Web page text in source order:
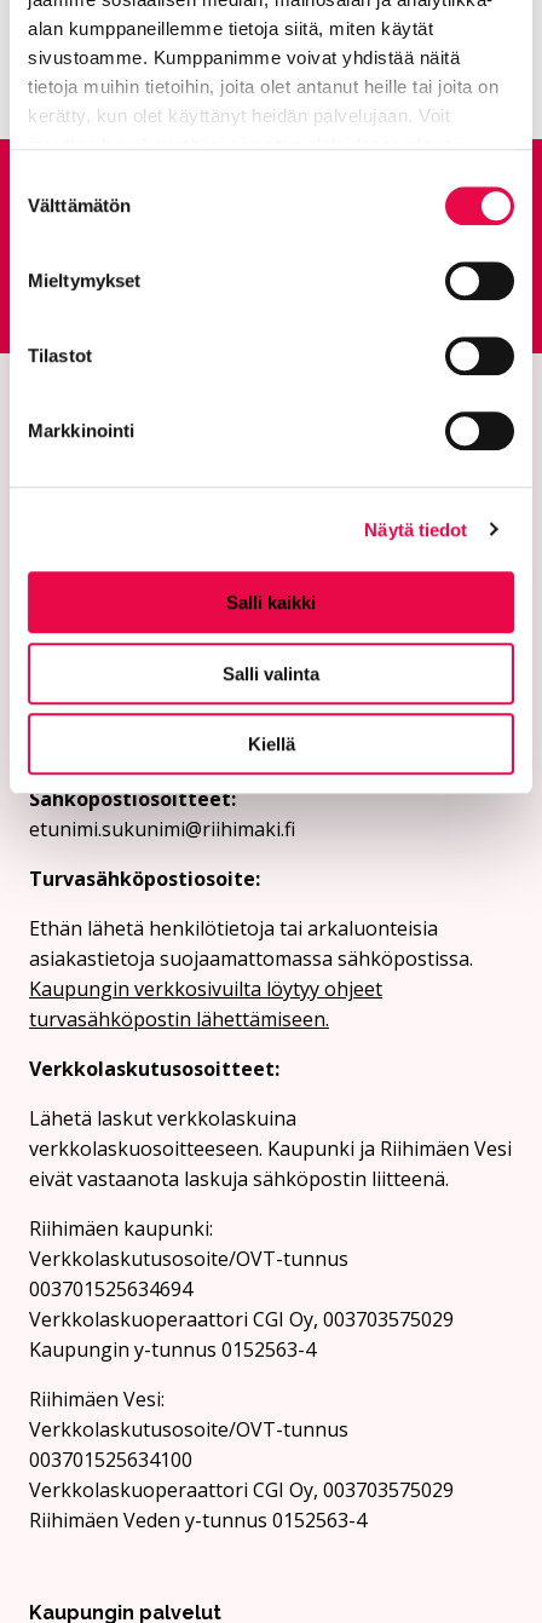
alan kumppaneillemme tietoja siitä, miten käytät
sivustoamme. Kumppanimme voivat yhdistää näitä
tietoja muihin tietoihin, joita olet antanut heille tai joita on
kerätty, kun olet käyttänyt heidän palvelujaan. Voit
valinta
Välttämätön
Mieltymykset
Tilastot
Markkinointi
Näytä tiedot
Salli kaikki
Salli valinta
Kiellä
Kaikki artikkelit: Ajankohtaista
Anna palautetta
Siirtyy ulkoiselle
PL 125 (Eteläinen Asemakatu 2)
11101 Riihimäki
Sähköpostiosoitteet:
etunimi.sukunimi@riihimaki.fi
Turvasähköpostiosoite:
Ethän lähetä henkilötietoja tai arkaluonteisia
asiakastietoja suojaamattomassa sähköpostissa.
Kaupungin verkkosivuilta löytyy ohjeet
turvasähköpostin lähettämiseen.
Verkkolaskutusosoitteet:
Lähetä laskut verkkolaskuina
verkkolaskuosoitteeseen. Kaupunki ja Riihimäen Vesi
eivät vastaanota laskuja sähköpostin liitteenä.
Riihimäen kaupunki:
Verkkolaskutusosoite/OVT-tunnus
003701525634694
Verkkolaskuoperaattori CGI Oy, 003703575029
Kaupungin y-tunnus 0152563-4
Rii­hi­mäen Vesi:
Verkkolaskutusosoite/OVT-tunnus
003701525634100
Verkkolaskuoperaattori CGI Oy, 003703575029
Riihimäen Veden y-tunnus 0152563-4
Kaupungin palvelut